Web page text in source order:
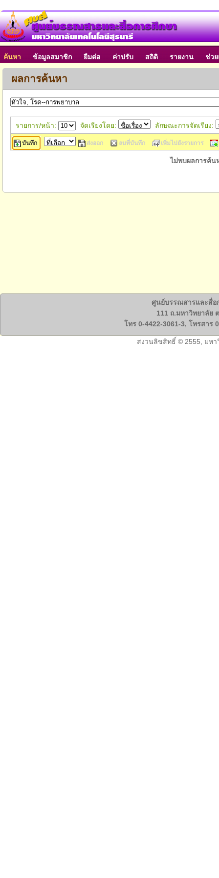
ค้นหา ข้อมูลสมาชิก ยืมต่อ ค่าปรับ สถิติ รายงาน ช่วย
ผลการค้นหา
รายการ/หน้า: จัดเรียงโดย: ลักษณะการจัดเรียง:
บันทึก ส่งออก ลบที่บันทึก เพิ่มไปยังรายการ
ไม่พบผลการค้น
ศูนย์บรรณสารและสื่อ
111 ถ.มหาวิทยาลัย
โทร 0-4422-3061-3, โทรสาร
สงวนลิขสิทธิ์ © 2555, มห